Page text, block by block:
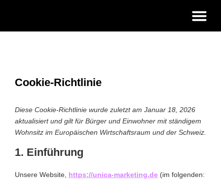
Cookie-Richtlinie
Diese Cookie-Richtlinie wurde zuletzt am Januar 18, 2026
aktualisiert und gilt für Bürger und Einwohner mit ständigem
Wohnsitz im Europäischen Wirtschaftsraum und der Schweiz.
1. Einführung
Unsere Website, https://unica-marketing.de (im folgenden: